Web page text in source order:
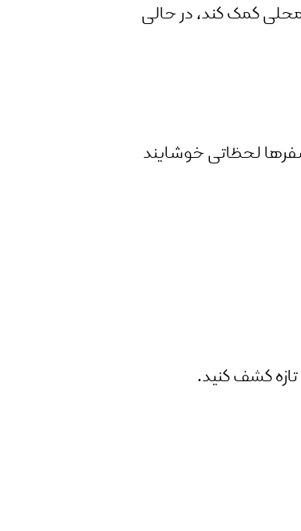
کمک کند، در حالی
لحظاتی خوشایند
کشف کنید.